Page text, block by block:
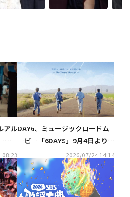
アル
Do
目
08:23
DAY6、ミュージックロードム
ービー「6DAYS」9月4日より2
週間限定で日本公開…ポスタ
ー・予告編公開
2026/07/24 14:14